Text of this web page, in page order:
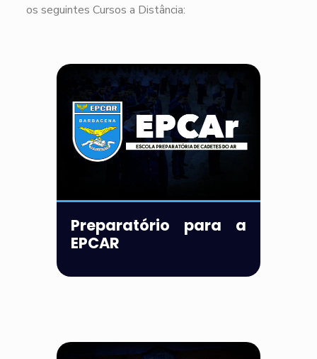
os seguintes Cursos a Distância:
Preparatório para a
EPCAR